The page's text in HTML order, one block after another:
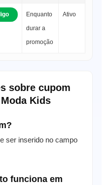
Enquanto
durar a
promoção
Ativo
sobre cupom
Kids
ser inserido no campo
funciona em